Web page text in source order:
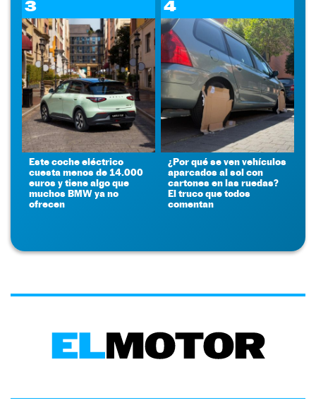
3
Este coche eléctrico
cuesta menos de 14.000
euros y tiene algo que
muchos BMW ya no
ofrecen
4
¿Por qué se ven vehículos
aparcados al sol con
cartones en las ruedas?
El truco que todos
comentan